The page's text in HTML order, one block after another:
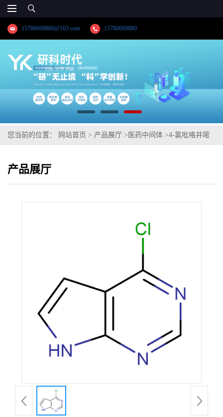
15780669880@163.com 15780669880
您当前的位置： 网站首页 > 产品展厅 > 医药中间体 >4-氯吡咯并嘧
产品展厅